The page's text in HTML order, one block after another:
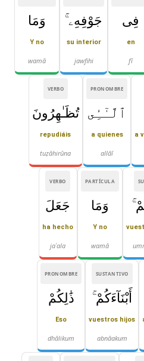
فِى
en
fī
جَوْفِهِۦ ۚ
su interior
jawfihi
وَمَا
Y no
wamā
a
PRONOMBRE
ٱلَّـٰٓـِٔى
a quienes
allāī
VERBO
تُظَـٰهِرُونَ
repudiáis
tuẓāhirūna
PARTÍCULA
وَمَا
Y no
wamā
VERBO
جَعَلَ
ha hecho
jaʿala
SUSTANTIVO
أَبْنَآءَكُمْ ۚ
vuestros hijos
abnāakum
PRONOMBRE
ذَٰلِكُمْ
Eso
dhālikum